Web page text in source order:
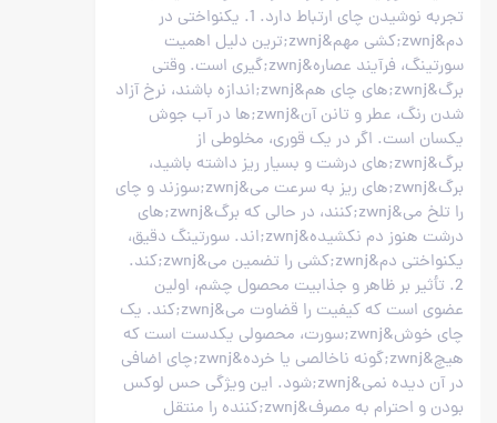
تجربه نوشیدن چای ارتباط دارد. 1. یکنواختی در
دم&zwnj;کشی مهم&zwnj;ترین دلیل اهمیت
سورتینگ، فرآیند عصاره&zwnj;گیری است. وقتی
برگ&zwnj;های چای هم&zwnj;اندازه باشند، نرخ آزاد
شدن رنگ، عطر و تانن آن&zwnj;ها در آب جوش
یکسان است. اگر در یک قوری، مخلوطی از
برگ&zwnj;های درشت و بسیار ریز داشته باشید،
برگ&zwnj;های ریز به سرعت می&zwnj;سوزند و چای
را تلخ می&zwnj;کنند، در حالی که برگ&zwnj;های
درشت هنوز دم نکشیده&zwnj;اند. سورتینگ دقیق،
یکنواختی دم&zwnj;کشی را تضمین می&zwnj;کند.
2. تأثیر بر ظاهر و جذابیت محصول چشم، اولین
عضوی است که کیفیت را قضاوت می&zwnj;کند. یک
چای خوش&zwnj;سورت، محصولی یکدست است که
هیچ&zwnj;گونه ناخالصی یا خرده&zwnj;چای اضافی
در آن دیده نمی&zwnj;شود. این ویژگی حس لوکس
بودن و احترام به مصرف&zwnj;کننده را منتقل